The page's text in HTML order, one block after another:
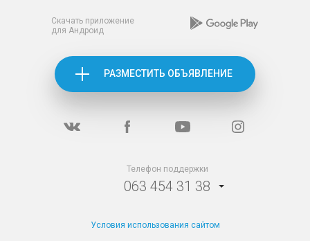
Скачать приложение
для Андроид
РАЗМЕСТИТЬ ОБЪЯВЛЕНИЕ
Телефон поддержки
063 454 31 38
Условия использования сайтом